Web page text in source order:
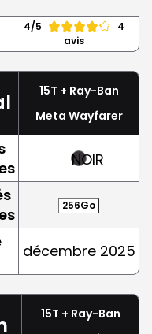
4/5
4
avis
15T + Ray-Ban
Meta Wayfarer
NOIR
256Go
décembre 2025
15T + Ray-Ban